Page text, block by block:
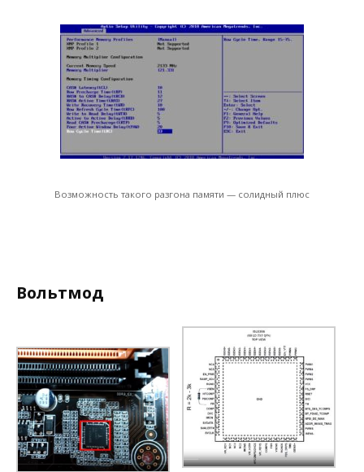
Возможность такого разгона памяти — солидный плюс
Вольтмод